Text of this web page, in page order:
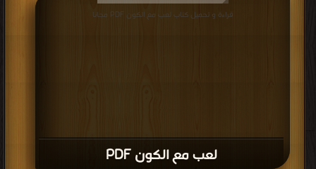
لعب مع الكون PDF
قراءة و تحميل كتاب لعب مع الكون PDF مجانا